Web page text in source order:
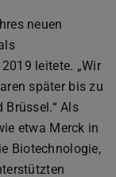
neuen
leitete. „Wir
später bis zu
Als
etwa Merck in
Biotechnologie,